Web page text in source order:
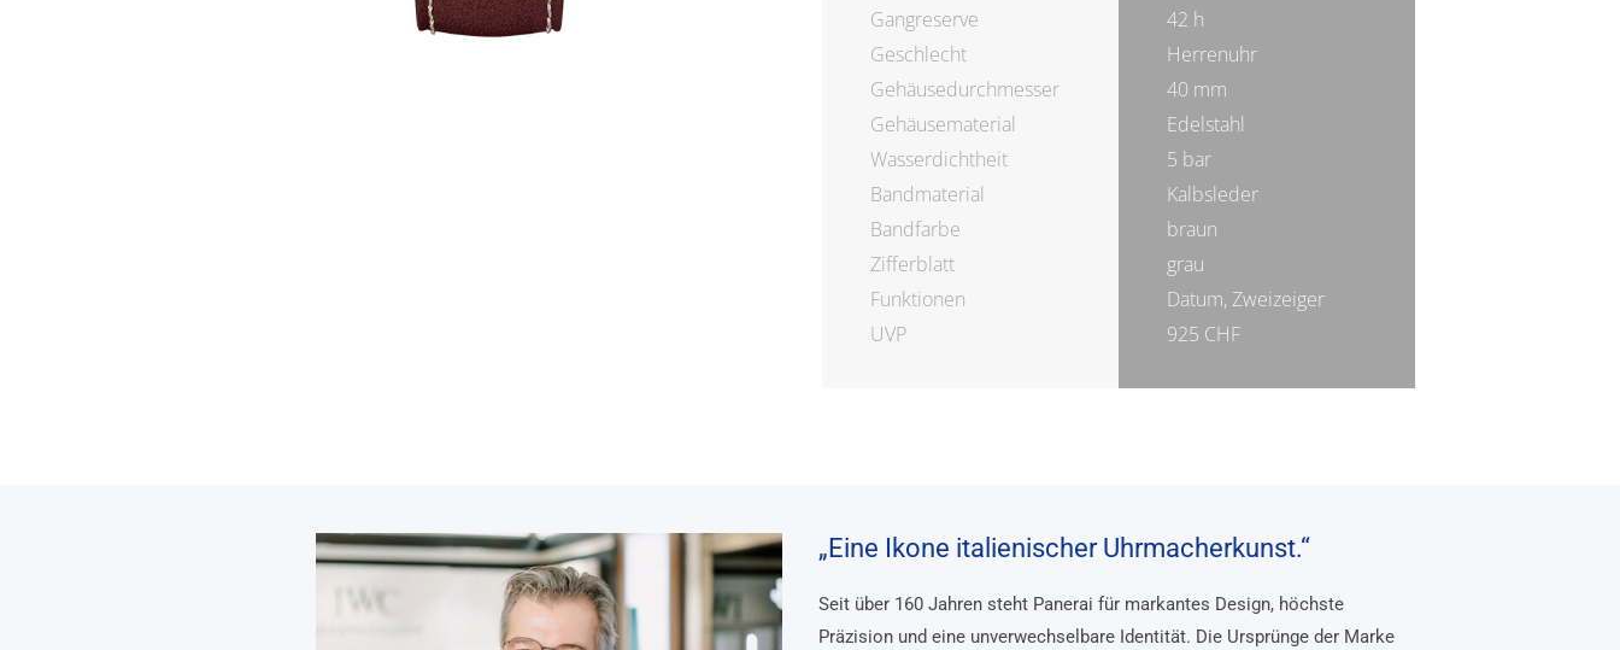
Gangreserve
42 h
Geschlecht
Herrenuhr
Gehäusedurchmesser
40 mm
Gehäusematerial
Edelstahl
Wasserdichtheit
5 bar
Bandmaterial
Kalbsleder
Bandfarbe
braun
Zifferblatt
grau
Funktionen
Datum, Zweizeiger
UVP
925 CHF
„Eine Ikone italienischer Uhrmacherkunst.“
Seit über 160 Jahren steht Panerai für markantes Design, höchste
Präzision und eine unverwechselbare Identität. Die Ursprünge der Marke